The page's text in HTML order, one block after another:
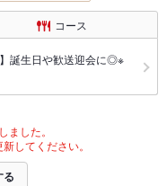
コース
誕生日や歓送迎会に◎※
ました。
してください。
る